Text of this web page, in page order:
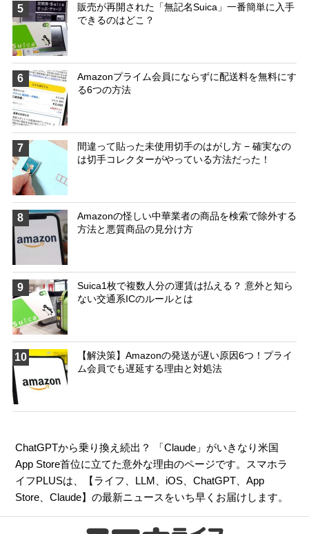
5
販売が再開された「無記名Suica」一番簡単に入手
できるのはどこ？
6
Amazonプライム会員にならずに配送料を無料にす
る6つの方法
7
間違って貼った未使用切手のはがし方 − 確実なの
は切手コレクターがやっている方法だった！
8
Amazonの怪しい中華業者の商品を検索で除外する
方法と悪質商品の見分け方
9
Suica1枚で複数人分の運賃は払える？ 意外と知ら
ない交通系ICのルールとは
10
【解決策】Amazonの発送が遅い原因6つ！プライ
ム会員でも遅延する理由と対処法
ChatGPTから乗り換え続出？ 「Claude」がいきなり米国
App Store首位に立てた意外な理由のページです。スマホラ
イフPLUSは、【ライフ LLM iOS 、ChatGPT 、App
Store 、Claude】の最新ニュースをいち早くお届けします。